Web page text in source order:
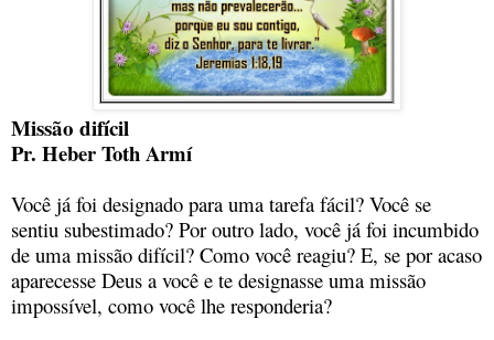
Missão difícil
Pr. Heber Toth Armí
Você já foi designado para uma tarefa fácil? Você se
sentiu subestimado? Por outro lado, você já foi incumbido
de uma missão difícil? Como você reagiu? E, se por acaso
aparecesse Deus a você e te designasse uma missão
impossível, como você lhe responderia?